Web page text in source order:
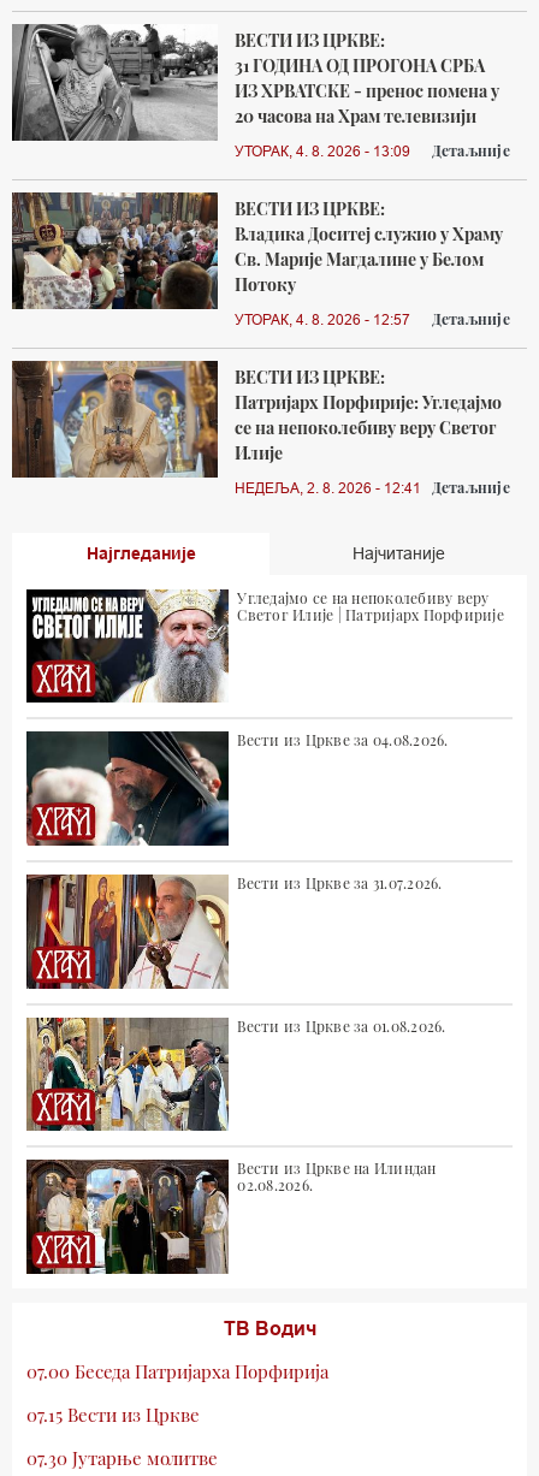
ВЕСТИ ИЗ ЦРКВЕ:
31 ГОДИНА ОД ПРОГОНА СРБА
ИЗ ХРВАТСКЕ - пренос помена у
20 часова на Храм телевизији
УТОРАК, 4. 8. 2026 - 13:09 Детаљније
ВЕСТИ ИЗ ЦРКВЕ:
Владика Доситеј служио у Храму
Св. Марије Магдалине у Белом
Потоку
УТОРАК, 4. 8. 2026 - 12:57 Детаљније
ВЕСТИ ИЗ ЦРКВЕ:
Патријарх Порфирије: Угледајмо
се на непоколебиву веру Светог
Илије
НЕДЕЉА, 2. 8. 2026 - 12:41 Детаљније
Најгледаније Најчитаније
Угледајмо се на непоколебиву веру
Светог Илије | Патријарх Порфирије
Вести из Цркве за 04.08.2026.
Вести из Цркве за 31.07.2026.
Вести из Цркве за 01.08.2026.
Вести из Цркве на Илиндан
02.08.2026.
ТВ Водич
07.00 Беседа Патријарха Порфирија
07.15 Вести из Цркве
07.30 Јутарње молитве